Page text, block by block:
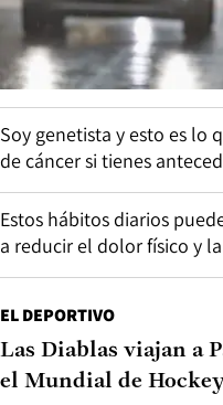
Soy genetista y esto es lo
de cáncer si tienes
Estos hábitos diarios
a reducir el dolor físico y
EL DEPORTIVO
Las Diablas viajan a
el Mundial de